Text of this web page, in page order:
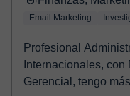
Email Marketing
Profesional
Internacionales,
Gerencial, tengo